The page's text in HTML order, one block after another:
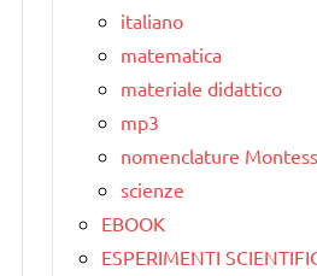
italiano
matematica
materiale didattico
mp3
nomenclature
scienze
EBOOK
ESPERIMENTI